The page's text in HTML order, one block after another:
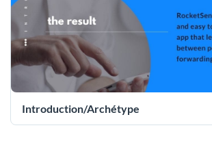
Introduction/Archétype